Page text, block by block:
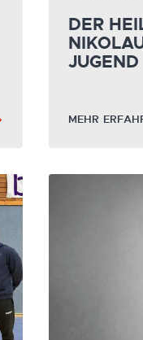
DER
JUGEND
MEHR